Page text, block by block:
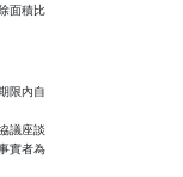
面積比
限內自
議座談
實者為